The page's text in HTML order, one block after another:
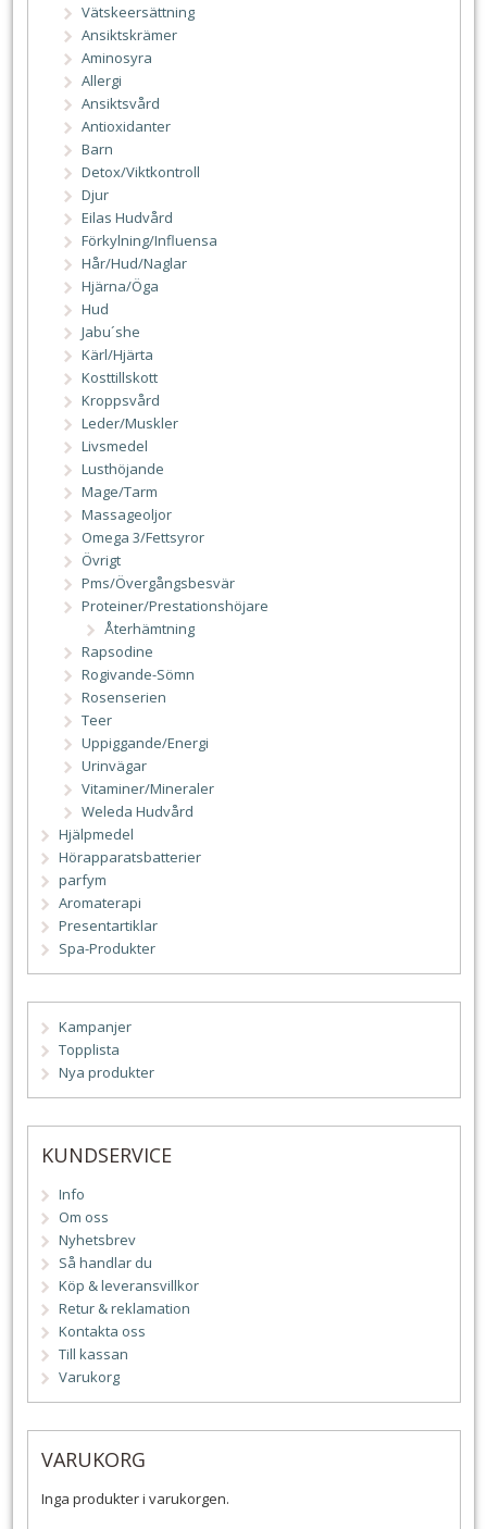
Vätskeersättning
Ansiktskrämer
Aminosyra
Allergi
Ansiktsvård
Antioxidanter
Barn
Detox/Viktkontroll
Djur
Eilas Hudvård
Förkylning/Influensa
Hår/Hud/Naglar
Hjärna/Öga
Hud
Jabu´she
Kärl/Hjärta
Kosttillskott
Kroppsvård
Leder/Muskler
Livsmedel
Lusthöjande
Mage/Tarm
Massageoljor
Omega 3/Fettsyror
Övrigt
Pms/Övergångsbesvär
Proteiner/Prestationshöjare
Återhämtning
Rapsodine
Rogivande-Sömn
Rosenserien
Teer
Uppiggande/Energi
Urinvägar
Vitaminer/Mineraler
Weleda Hudvård
Hjälpmedel
Hörapparatsbatterier
parfym
Aromaterapi
Presentartiklar
Spa-Produkter
Kampanjer
Topplista
Nya produkter
KUNDSERVICE
Info
Om oss
Nyhetsbrev
Så handlar du
Köp & leveransvillkor
Retur & reklamation
Kontakta oss
Till kassan
Varukorg
VARUKORG
Inga produkter i varukorgen.